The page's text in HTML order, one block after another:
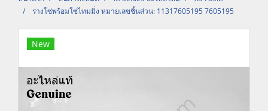
รางโซ่พร้อมโซ่ไทมมิ่ง หมายเลขชิ้นส่วน: 11317605195 7605195
New